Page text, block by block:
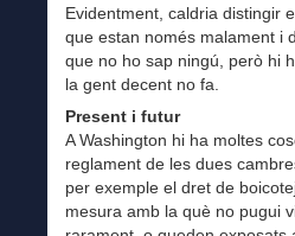
Evidentment, caldria distingir
que estan només malament i
que no ho sap ningú, però hi
la gent decent no fa.
Present i futur
A Washington hi ha moltes
reglament de les dues
per exemple el dret de
mesura amb la què no pugui